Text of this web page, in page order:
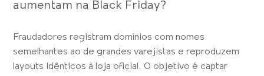
aumentam na Black Friday?
Fraudadores registram domínios com nomes
semelhantes ao de grandes varejistas e reproduzem
layouts idênticos à loja oficial. O objetivo é captar